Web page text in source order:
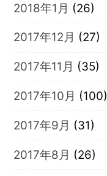
2018年1月 (26)
2017年12月 (27)
2017年11月 (35)
2017年10月 (100)
2017年9月 (31)
2017年8月 (26)